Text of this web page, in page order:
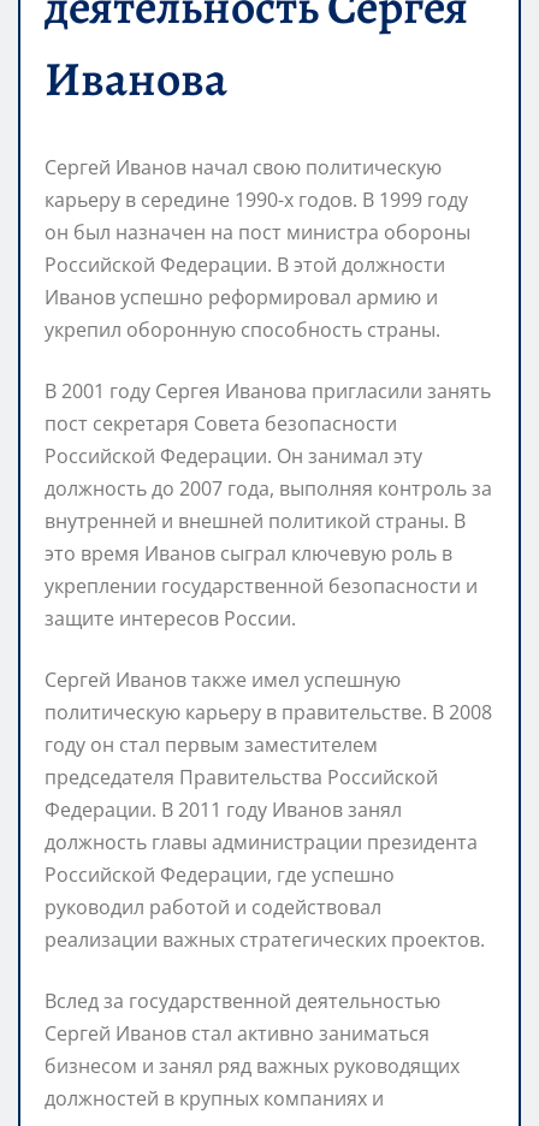
Иванова
Сергей Иванов начал свою политическую
карьеру в середине 1990-х годов. В 1999 году
он был назначен на пост министра обороны
Российской Федерации. В этой должности
Иванов успешно реформировал армию и
укрепил оборонную способность страны.
В 2001 году Сергея Иванова пригласили занять
пост секретаря Совета безопасности
Российской Федерации. Он занимал эту
должность до 2007 года, выполняя контроль за
внутренней и внешней политикой страны. В
это время Иванов сыграл ключевую роль в
укреплении государственной безопасности и
защите интересов России.
Сергей Иванов также имел успешную
политическую карьеру в правительстве. В 2008
году он стал первым заместителем
председателя Правительства Российской
Федерации. В 2011 году Иванов занял
должность главы администрации президента
Российской Федерации, где успешно
руководил работой и содействовал
реализации важных стратегических проектов.
Вслед за государственной деятельностью
Сергей Иванов стал активно заниматься
бизнесом и занял ряд важных руководящих
должностей в крупных компаниях и